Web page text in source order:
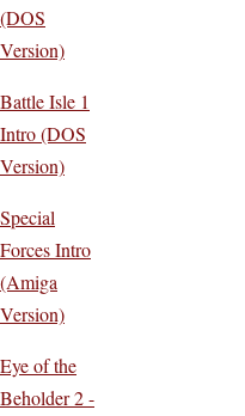
(DOS
Version)
Battle Isle 1
Intro (DOS
Version)
Special
Forces Intro
(Amiga
Version)
Eye of the
Beholder 2 -